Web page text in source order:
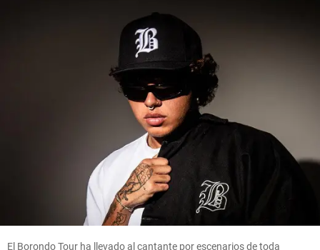
El Borondo Tour ha llevado al cantante por escenarios de toda